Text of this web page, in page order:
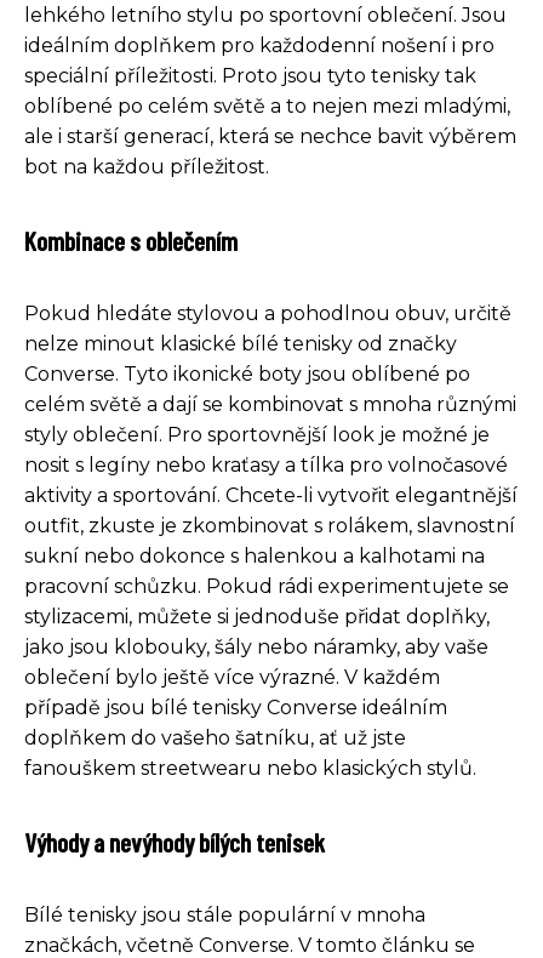
lehkého letního stylu po sportovní oblečení. Jsou
ideálním doplňkem pro každodenní nošení i pro
speciální příležitosti. Proto jsou tyto tenisky tak
oblíbené po celém světě a to nejen mezi mladými,
ale i starší generací, která se nechce bavit výběrem
bot na každou příležitost.
Kombinace s oblečením
Pokud hledáte stylovou a pohodlnou obuv, určitě
nelze minout klasické bílé tenisky od značky
Converse. Tyto ikonické boty jsou oblíbené po
celém světě a dají se kombinovat s mnoha různými
styly oblečení. Pro sportovnější look je možné je
nosit s legíny nebo kraťasy a tílka pro volnočasové
aktivity a sportování. Chcete-li vytvořit elegantnější
outfit, zkuste je zkombinovat s rolákem, slavnostní
sukní nebo dokonce s halenkou a kalhotami na
pracovní schůzku. Pokud rádi experimentujete se
stylizacemi, můžete si jednoduše přidat doplňky,
jako jsou klobouky, šály nebo náramky, aby vaše
oblečení bylo ještě více výrazné. V každém
případě jsou bílé tenisky Converse ideálním
doplňkem do vašeho šatníku, ať už jste
fanouškem streetwearu nebo klasických stylů.
Výhody a nevýhody bílých tenisek
Bílé tenisky jsou stále populární v mnoha
značkách, včetně Converse. V tomto článku se